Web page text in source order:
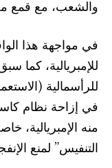
والشعب، مع قمع
في مواجهة هذا
للإمبريالية، كما
للرأسمالية
في إزاحة نظام
منه الإمبريالية،
التنفيس” لمنع